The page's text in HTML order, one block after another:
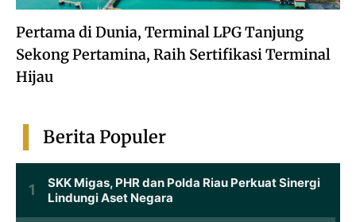
Pertama di Dunia, Terminal LPG Tanjung
Sekong Pertamina, Raih Sertifikasi Terminal
Hijau
Berita Populer